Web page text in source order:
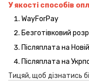
У якості способів
WayForPay
Безготівковий
Післяплата на
Післяплата на
Тицяй, щоб дізнатись